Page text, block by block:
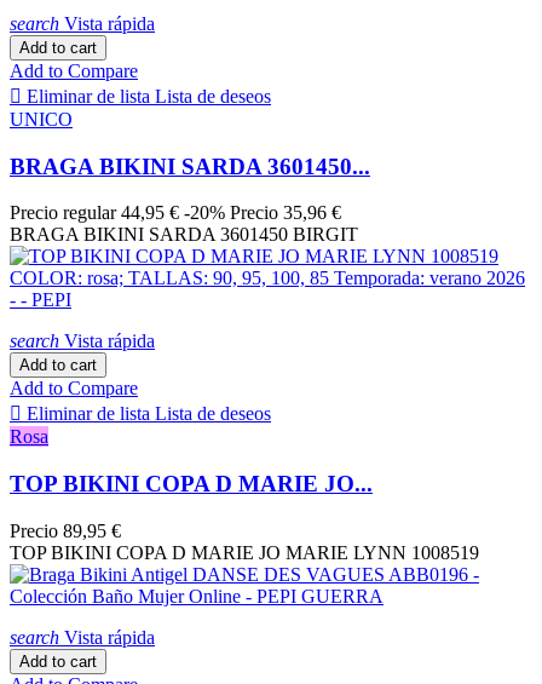
Azul
Azul Celeste
AZUL ELECTRIC
Azul Eléctrico
AZUR BOHÈME 1
BLEU AVATAR 2
BLEU AZUR 4
BLEU FOULARD 1
BLEU TONIC 2
BLUE ECLIPSE 2
BOOBOO BLUE 1
BRONZE PERSANE
Camel
CAPRI PERLE
Caqui 1
CASSIS GOLD
1
CASSIS GOLD 1
CHOCOLATE
CIEL COSMIQUE 4
COBALT 1
Coral 8
DAZZLING SKY
DEEP DIVE
search Vista rápida
Add to cart
Add to Compare
 Eliminar de lista Lista de deseos
UNICO
BRAGA BIKINI SARDA 3601450...
Precio regular 44,95 € -20% Precio 35,96 €
BRAGA BIKINI SARDA 3601450 BIRGIT
search Vista rápida
Add to cart
Add to Compare
 Eliminar de lista Lista de deseos
Rosa
TOP BIKINI COPA D MARIE JO...
Precio 89,95 €
TOP BIKINI COPA D MARIE JO MARIE LYNN 1008519
search Vista rápida
Add to cart